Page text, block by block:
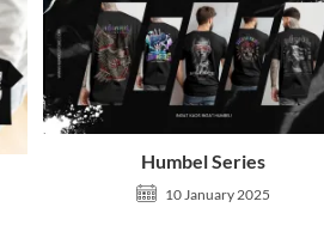
Humbel Series
10 January 2025